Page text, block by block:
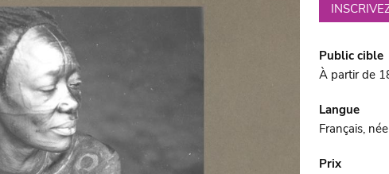
Public cible
À partir de
Langue
Français,
Prix